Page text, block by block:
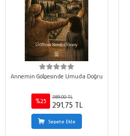
Annemin Gölgesinde Umuda Doğru
%25
389,00 TL
291,75 TL
Sepete Ekle